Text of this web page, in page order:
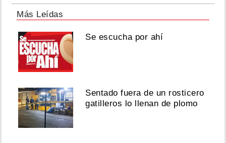
Más Leídas
Se escucha por ahí
Sentado fuera de un rosticero
gatilleros lo llenan de plomo